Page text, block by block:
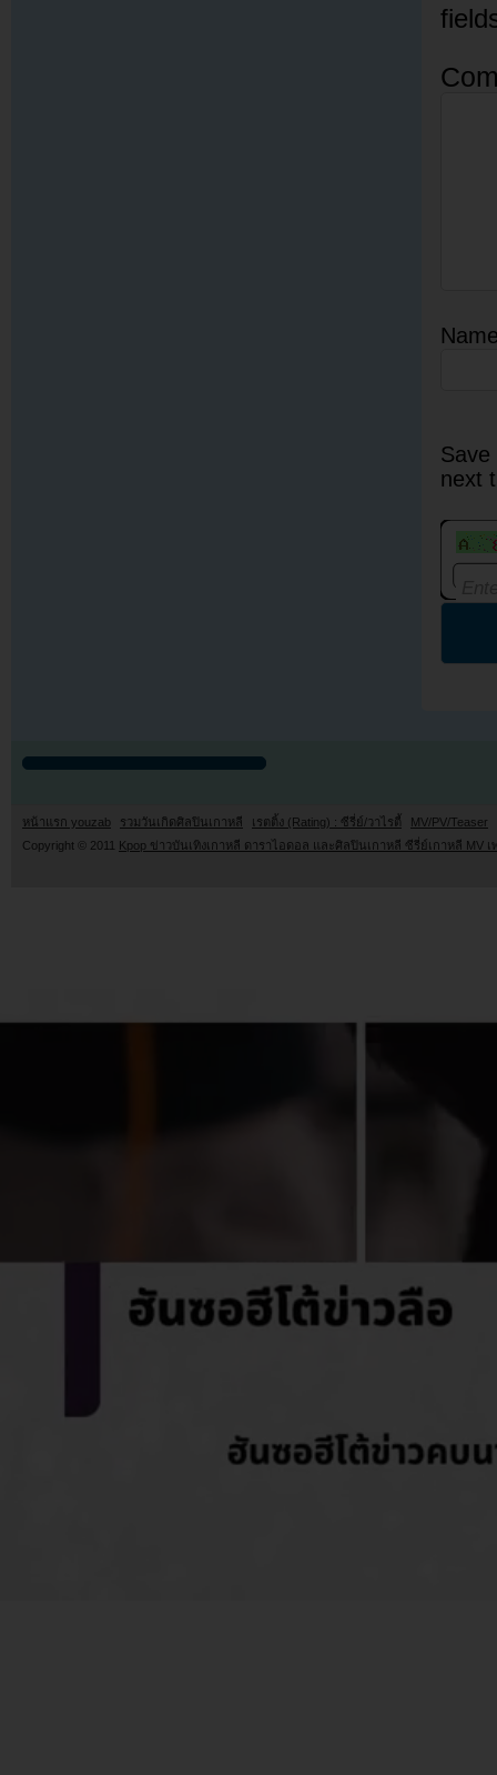
next
หน้าแรก youzab รวมวันเกิดศิลปินเกาหลี เรตติ้ง (Rating) : ซีรี่ย์/วาไรตี้
MV/PV/Teaser
Copyright © 2011
Kpop ข่าวบันเทิงเกาหลี ดาราไอดอล และศิลปินเกาหลี ซีรี่ย์เกาหลี MV